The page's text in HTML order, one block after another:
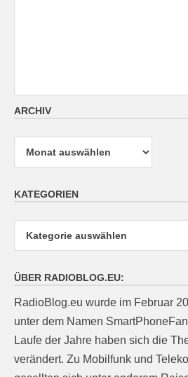
ARCHIV
Archiv
KATEGORIEN
ÜBER RADIOBLOG.EU:
RadioBlog.eu wurde im Februar
unter dem Namen
Laufe der Jahre haben sich die
verändert. Zu Mobilfunk und